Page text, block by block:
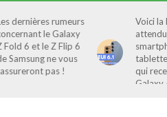
dernières rumeurs
le Galaxy
Fold 6 et le Z Flip 6
Samsung ne vous
pas !
Voici la
qui
Galaxy